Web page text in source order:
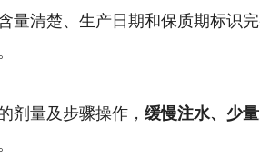
清楚、生产日期和保质期标识完
量及步骤操作，缓慢注水、少